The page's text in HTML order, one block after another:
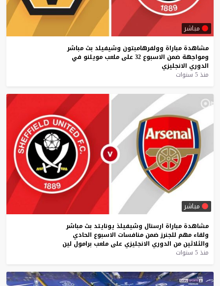
مباشر
مشاهدة مباراة وولفرهامبتون وشيفيلد بث مباشر
ومواجهة ضمن الاسبوع 32 على ملعب مويلنو في
الدوري الانجليزي
منذ 5 سنوات
مباشر
مشاهدة مباراة ارسنال وشيفيلذ يونايتد بث مباشر
ولقاء مهم للجنرز ضمن منافسات الاسبوع الحادي
والثلاثين من الدوري الانجليزي على ملعب برامول لين
منذ 5 سنوات